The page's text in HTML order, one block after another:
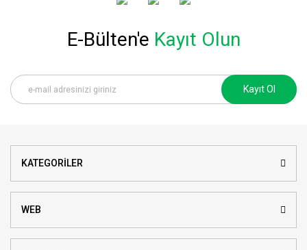
E-Bülten'e Kayıt Olun
Kayıt Ol
KATEGORİLER
WEB